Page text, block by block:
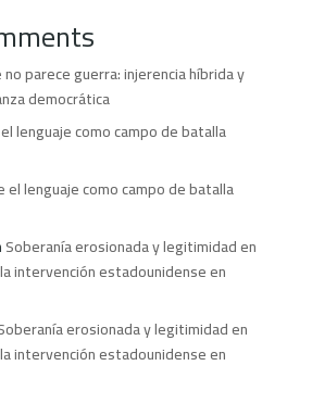
parece guerra: injerencia híbrida y
democrática
lenguaje como campo de batalla
el lenguaje como campo de batalla
Soberanía erosionada y legitimidad en
intervención estadounidense en
erosionada y legitimidad en
intervención estadounidense en